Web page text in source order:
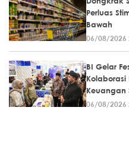
Perluas
Bawah
06/08/2026
BI Gelar
Keuangan
06/08/2026